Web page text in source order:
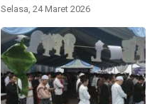
Selasa, 24 Maret 2026